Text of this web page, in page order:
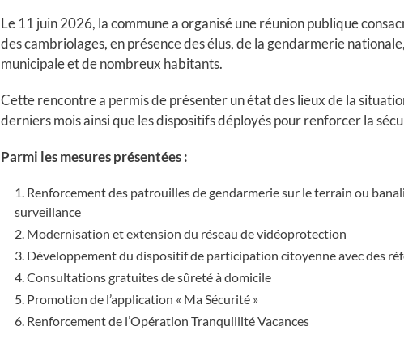
Le 11 juin 2026, la commune a organisé une réunion publique
des cambriolages, en présence des élus, de la gendarmerie
municipale et de nombreux habitants.
Cette rencontre a permis de présenter un état des lieux de la
derniers mois ainsi que les dispositifs déployés pour renforcer la
Parmi les mesures présentées :
Renforcement des patrouilles de gendarmerie sur le terrain ou
surveillance
Modernisation et extension du réseau de vidéoprotection
Développement du dispositif de participation citoyenne avec des
Consultations gratuites de sûreté à domicile
Promotion de l’application « Ma Sécurité »
Renforcement de l’Opération Tranquillité Vacances